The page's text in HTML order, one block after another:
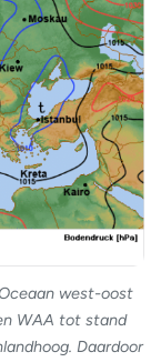
west-oost
WAA tot stand
Daardoor